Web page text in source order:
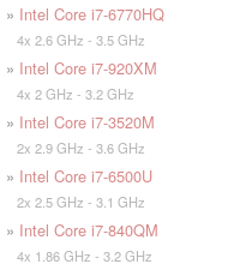
» Intel Core i7-6770HQ
4x 2.6 GHz - 3.5 GHz
» Intel Core i7-920XM
4x 2 GHz - 3.2 GHz
» Intel Core i7-3520M
2x 2.9 GHz - 3.6 GHz
» Intel Core i7-6500U
2x 2.5 GHz - 3.1 GHz
» Intel Core i7-840QM
4x 1.86 GHz - 3.2 GHz